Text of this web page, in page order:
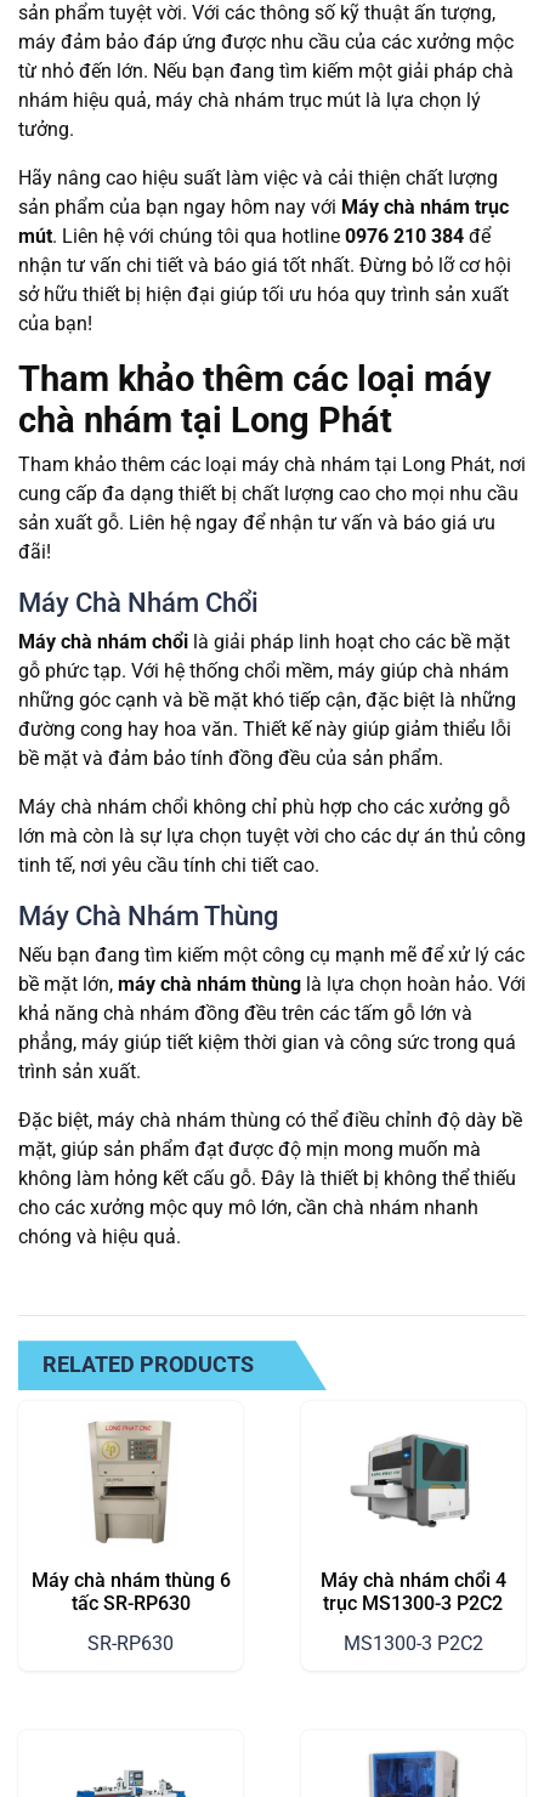
sản phẩm tuyệt vời. Với các thông số kỹ thuật ấn tượng,
máy đảm bảo đáp ứng được nhu cầu của các xưởng mộc
từ nhỏ đến lớn. Nếu bạn đang tìm kiếm một giải pháp chà
nhám hiệu quả, máy chà nhám trục mút là lựa chọn lý
tưởng.
Hãy nâng cao hiệu suất làm việc và cải thiện chất lượng
sản phẩm của bạn ngay hôm nay với Máy chà nhám trục
mút. Liên hệ với chúng tôi qua hotline 0976 210 384 để
nhận tư vấn chi tiết và báo giá tốt nhất. Đừng bỏ lỡ cơ hội
sở hữu thiết bị hiện đại giúp tối ưu hóa quy trình sản xuất
của bạn!
Tham khảo thêm các loại máy
chà nhám tại Long Phát
Tham khảo thêm các loại máy chà nhám tại Long Phát, nơi
cung cấp đa dạng thiết bị chất lượng cao cho mọi nhu cầu
sản xuất gỗ. Liên hệ ngay để nhận tư vấn và báo giá ưu
đãi!
Máy Chà Nhám Chổi
Máy chà nhám chổi là giải pháp linh hoạt cho các bề mặt
gỗ phức tạp. Với hệ thống chổi mềm, máy giúp chà nhám
những góc cạnh và bề mặt khó tiếp cận, đặc biệt là những
đường cong hay hoa văn. Thiết kế này giúp giảm thiểu lỗi
bề mặt và đảm bảo tính đồng đều của sản phẩm.
Máy chà nhám chổi không chỉ phù hợp cho các xưởng gỗ
lớn mà còn là sự lựa chọn tuyệt vời cho các dự án thủ công
tinh tế, nơi yêu cầu tính chi tiết cao.
Máy Chà Nhám Thùng
Nếu bạn đang tìm kiếm một công cụ mạnh mẽ để xử lý các
bề mặt lớn, máy chà nhám thùng là lựa chọn hoàn hảo. Với
khả năng chà nhám đồng đều trên các tấm gỗ lớn và
phẳng, máy giúp tiết kiệm thời gian và công sức trong quá
trình sản xuất.
Đặc biệt, máy chà nhám thùng có thể điều chỉnh độ dày bề
mặt, giúp sản phẩm đạt được độ mịn mong muốn mà
không làm hỏng kết cấu gỗ. Đây là thiết bị không thể thiếu
cho các xưởng mộc quy mô lớn, cần chà nhám nhanh
chóng và hiệu quả.
RELATED PRODUCTS
Máy chà nhám thùng 6
tấc SR-RP630
SR-RP630
Máy chà nhám chổi 4
trục MS1300-3 P2C2
MS1300-3 P2C2